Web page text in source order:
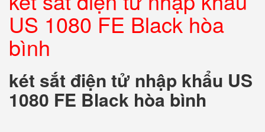
US 1080 FE Black hòa
bình
két sắt điện tử nhập khẩu US
1080 FE Black hòa bình